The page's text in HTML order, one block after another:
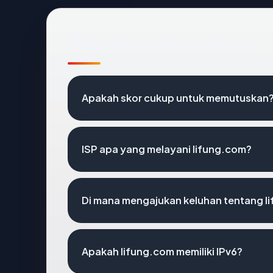
Apakah skor cukup untuk memutuskan?
ISP apa yang melayani lifung.com?
Di mana mengajukan keluhan tentang
Apakah lifung.com memiliki IPv6?